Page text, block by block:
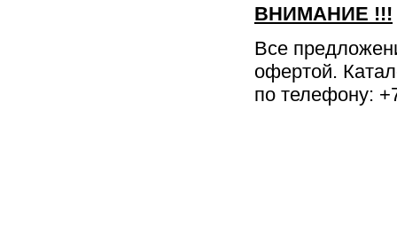
ВНИМАНИЕ !!!
Все
офертой.
по телефону: